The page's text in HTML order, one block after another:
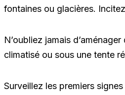
fontaines ou glacières.
N’oubliez jamais
climatisé ou sous une tente
Surveillez les premiers